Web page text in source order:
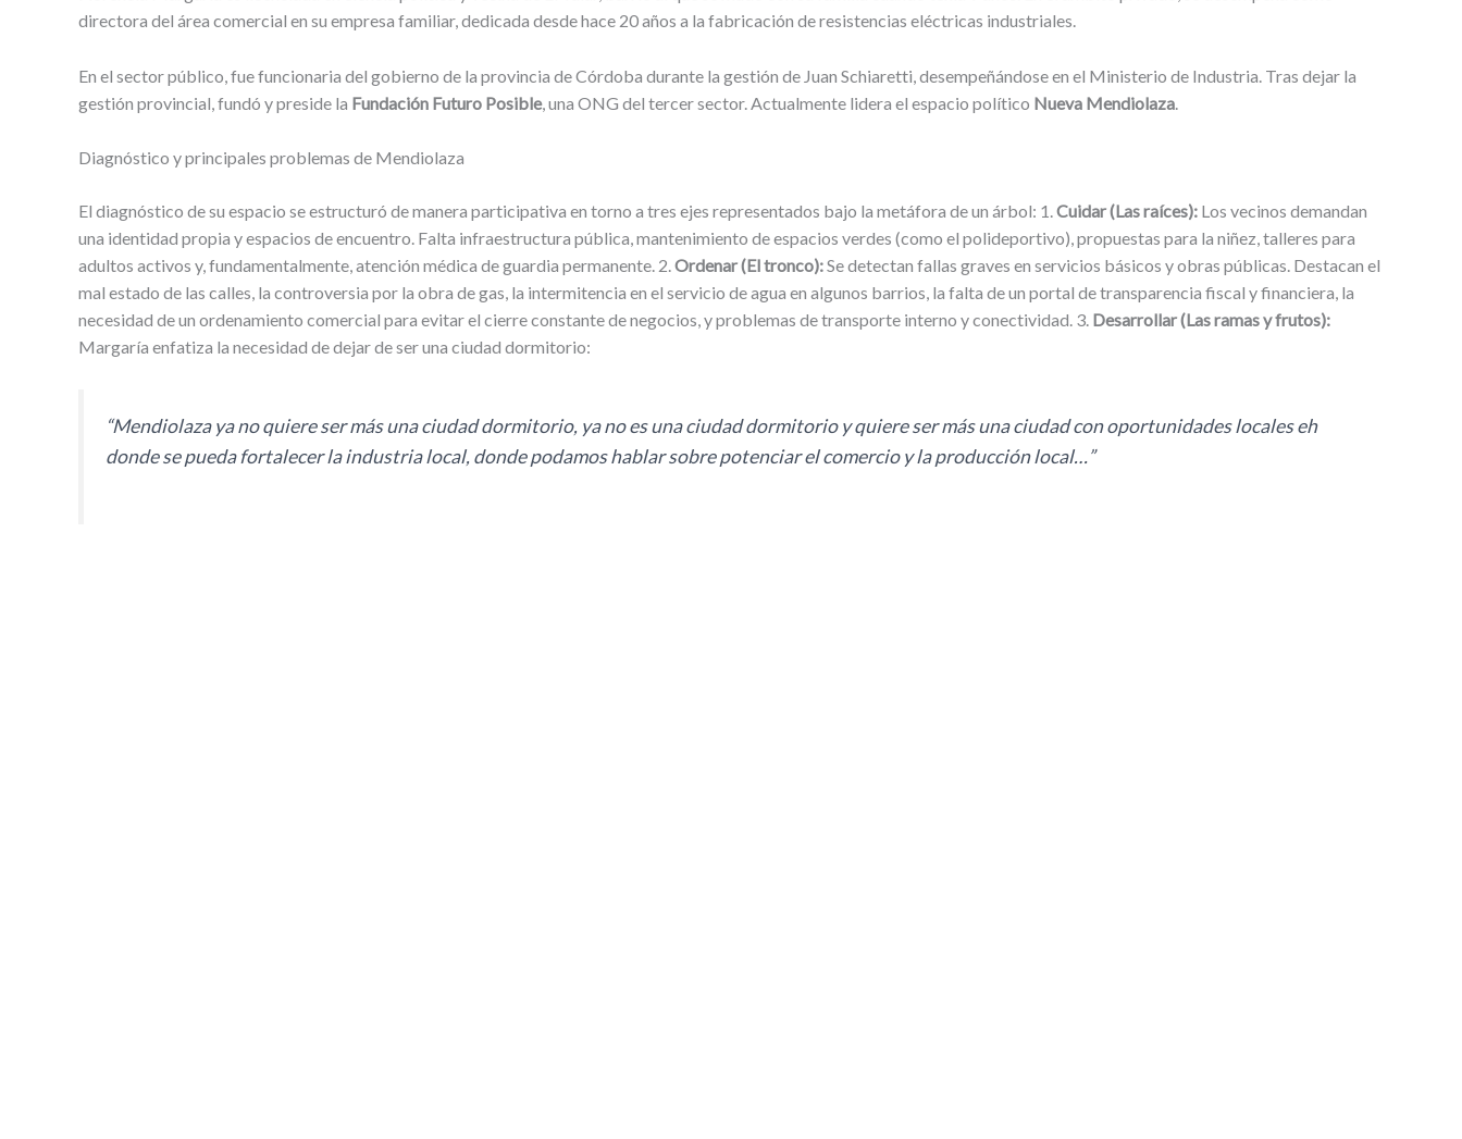
directora del área comercial en su empresa familiar, dedicada desde hace 20 años a la fabricación de resistencias eléctricas industriales.
En el sector público, fue funcionaria del gobierno de la provincia de Córdoba durante la gestión de Juan Schiaretti, desempeñándose en el Ministerio de Industria. Tras dejar la
gestión provincial, fundó y preside la Fundación Futuro Posible, una ONG del tercer sector. Actualmente lidera el espacio político Nueva Mendiolaza.
Diagnóstico y principales problemas de Mendiolaza
El diagnóstico de su espacio se estructuró de manera participativa en torno a tres ejes representados bajo la metáfora de un árbol: 1.Cuidar (Las raíces): Los vecinos demandan
una identidad propia y espacios de encuentro. Falta infraestructura pública, mantenimiento de espacios verdes (como el polideportivo), propuestas para la niñez, talleres para
adultos activos y, fundamentalmente, atención médica de guardia permanente. 2.Ordenar (El tronco):Se detectan fallas graves en servicios básicos y obras públicas. Destacan el
mal estado de las calles, la controversia por la obra de gas, la intermitencia en el servicio de agua en algunos barrios, la falta de un portal de transparencia fiscal y financiera, la
necesidad de un ordenamiento comercial para evitar el cierre constante de negocios, y problemas de transporte interno y conectividad. 3. Desarrollar (Las ramas y frutos):
Margaría enfatiza la necesidad de dejar de ser una ciudad dormitorio:
“Mendiolaza ya no quiere ser más una ciudad dormitorio, ya no es una ciudad dormitorio y quiere ser más una ciudad con oportunidades locales eh
donde se pueda fortalecer la industria local, donde podamos hablar sobre potenciar el comercio y la producción local…”